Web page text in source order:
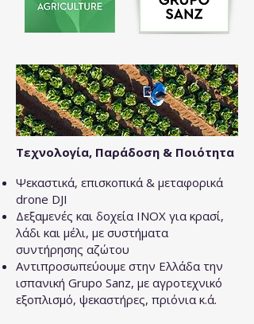
Τεχνολογία, Παράδοση & Ποιότητα
Ψεκαστικά, επισκοπικά & μεταφορικά
drone DJI
Δεξαμενές και δοχεία INOX για κρασί,
λάδι και μέλι, με συστήματα
συντήρησης αζώτου
Αντιπροσωπεύουμε στην Ελλάδα την
ισπανική Grupo Sanz, με αγροτεχνικό
εξοπλισμό, ψεκαστήρες, πριόνια κ.ά.